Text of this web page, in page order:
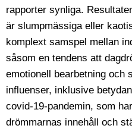
rapporter synliga.
är slumpmässiga eller
komplext samspel mellan
såsom en tendens att
emotionell bearbetning och
influenser, inklusive
covid-19-pandemin, som
drömmarnas innehåll och